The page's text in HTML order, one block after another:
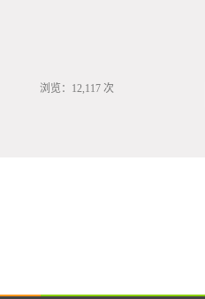
浏览：12,117 次